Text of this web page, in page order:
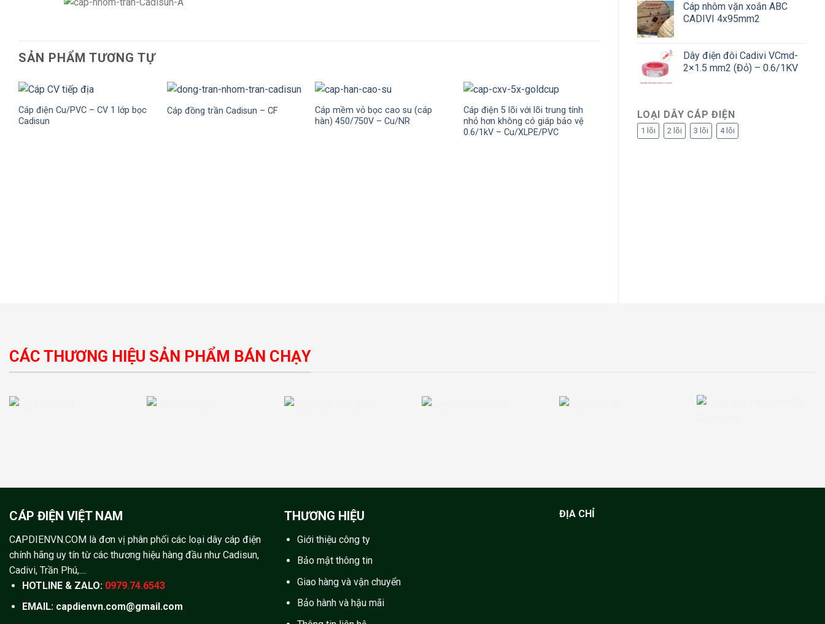
Cáp nhôm vặn xoắn ABC
CADIVI 4x95mm2
Dây điện đôi Cadivi VCmd-
2×1.5 mm2 (Đỏ) – 0.6/1KV
LOẠI DÂY CÁP ĐIỆN
1 lõi 2 lõi 3 lõi 4 lõi
SẢN PHẨM TƯƠNG TỰ
Cáp điện Cu/PVC – CV 1 lớp bọc
Cadisun
Cáp đồng trần Cadisun – CF
Cáp mềm vỏ bọc cao su (cáp
hàn) 450/750V – Cu/NR
Cáp điện 5 lõi với lõi trung tính
nhỏ hơn không có giáp bảo vệ
0.6/1kV – Cu/XLPE/PVC
CÁC THƯƠNG HIỆU SẢN PHẨM BÁN CHẠY
CÁP ĐIỆN VIỆT NAM
CAPDIENVN.COM là đơn vị phân phối các loại dây cáp điện
chính hãng uy tín từ các thương hiệu hàng đầu như Cadisun,
Cadivi, Trần Phú,....
HOTLINE & ZALO: 0979.74.6543
EMAIL: capdienvn.com@gmail.com
THƯƠNG HIỆU
Giới thiệu công ty
Bảo mật thông tin
Giao hàng và vận chuyển
Bảo hành và hậu mãi
ĐỊA CHỈ